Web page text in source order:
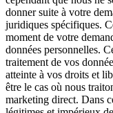
donner suite à votre
juridiques spécifiques.
moment de votre
données personnelles.
traitement de vos
atteinte à vos droits et
être le cas où nous
marketing direct. Dans